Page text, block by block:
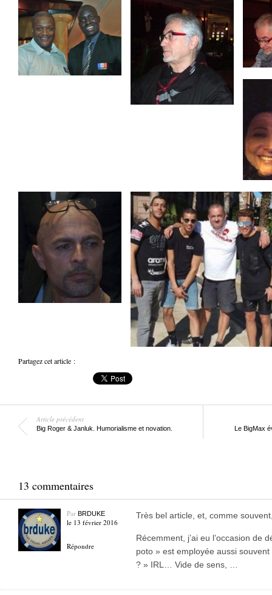
Partagez cet article :
Article précédent
Big Roger & Janluk. Humorialisme et novation. Le BigMax
13 commentaires
Par BRDUKE
le 13 février 2016
Répondre
Très bel article, et, comme
Récemment, j’ai eu l’occasion de
poto » est employée aussi
? » IRL… Vide de sens, …